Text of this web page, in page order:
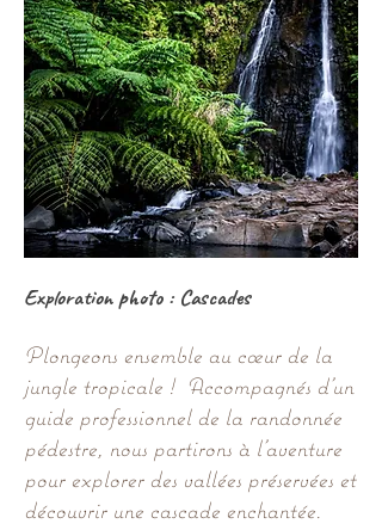
Exploration photo : Cascades
Plongeons ensemble au cœur de la
jungle tropicale ! Accompagnés d’un
guide professionnel de la randonnée
pédestre, nous partirons à l’aventure
pour explorer des vallées préservées et
découvrir une cascade enchantée.